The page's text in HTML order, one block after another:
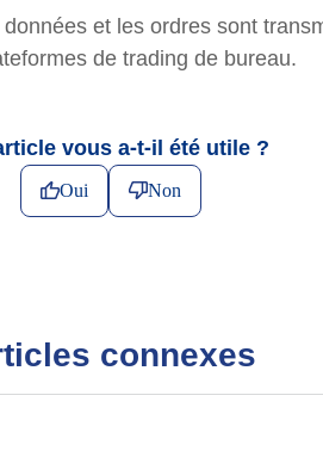
et les ordres sont
de trading de bureau.
vous a-t-il été utile ?
Oui Non
connexes